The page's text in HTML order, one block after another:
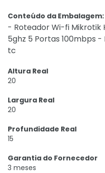
Conteúdo da Embalagem:
- Roteador Wi-fi Mikrotik
5ghz 5 Portas 100mbps
tc
Altura Real
20
Largura Real
20
Profundidade Real
15
Garantia do Fornecedor
3 meses